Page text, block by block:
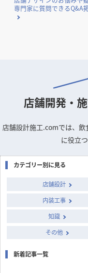
専門家に質問できるQ&A
店舗開発・
店舗設計施工.comでは、
に役立
カテゴリー別に見る
店舗設計
内装工事
知識
その他
新着記事一覧